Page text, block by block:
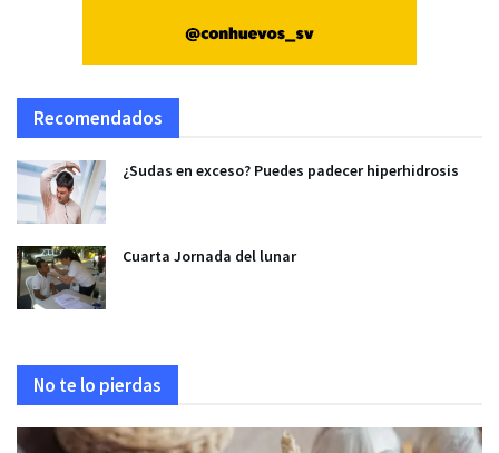
Recomendados
¿Sudas en exceso? Puedes padecer hiperhidrosis
Cuarta Jornada del lunar
No te lo pierdas